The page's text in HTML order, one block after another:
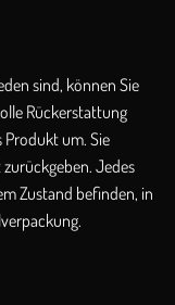
sind, können Sie
Rückerstattung
Produkt um. Sie
zurückgeben. Jedes
Zustand befinden, in